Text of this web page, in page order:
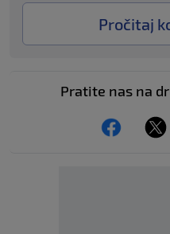
Pročitaj
Pratite nas na